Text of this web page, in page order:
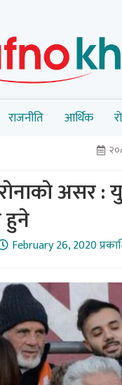
राजनीति आर्थिक
असर :
हुने
February 26, 2020